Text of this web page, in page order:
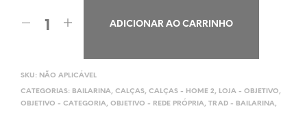
ADICIONAR AO CARRINHO
SKU: NÃO APLICÁVEL
CATEGORIAS: BAILARINA, CALÇAS, CALÇAS - HOME 2, LOJA - OBJETIVO,
OBJETIVO - CATEGORIA, OBJETIVO - REDE PRÓPRIA, TRAD - BAILARINA,